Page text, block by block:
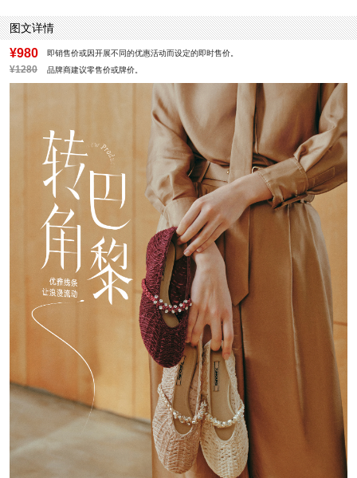
图文详情
¥980 即销售价或因开展不同的优惠活动而设定的即时售价。
¥1280 品牌商建议零售价或牌价。